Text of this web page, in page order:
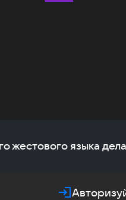
жестового языка